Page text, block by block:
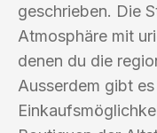
geschrieben. Die
Atmosphäre mit
denen du die
Ausserdem gibt